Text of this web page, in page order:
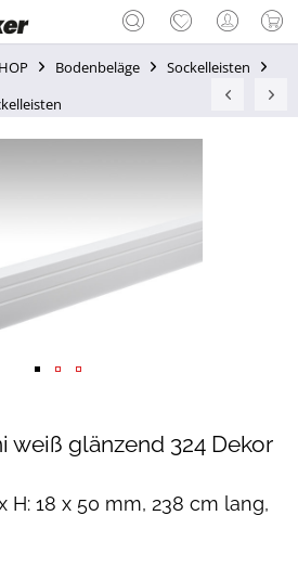
Bodenbeläge
Sockelleisten
weiß glänzend 324 Dekor
H: 18 x 50 mm, 238 cm lang,